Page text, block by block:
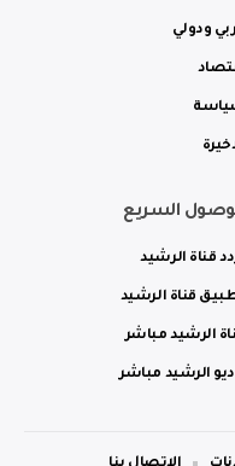
ودولي
السريع
قناة الرشيد
قناة الرشيد
الرشيد مباشر
الرشيد مباشر